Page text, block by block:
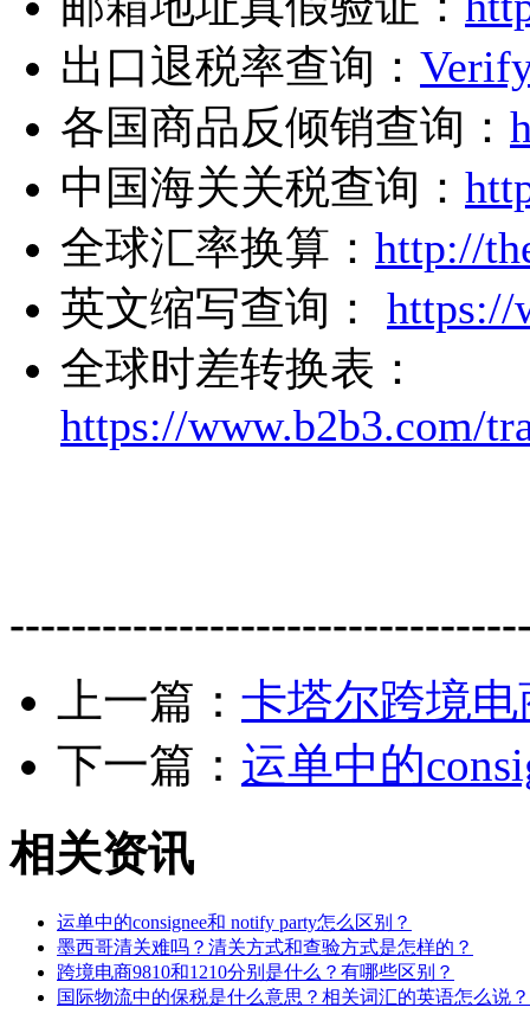
出口退税率查询：
各国商品反倾销查询：
中国海关关税查询：
全球汇率换算： http://
英文缩写查询： https://
全球时差转换表：
https://www.b2b3.com/
上一篇： 卡塔尔跨境
下一篇： 运单中的
相关资讯
运单中的consignee和 notify party怎么区别？
墨西哥清关难吗？清关方式和查验方式是怎样的？
跨境电商9810和1210分别是什么？有哪些区别？
国际物流中的保税是什么意思？相关词汇的英语怎么说？